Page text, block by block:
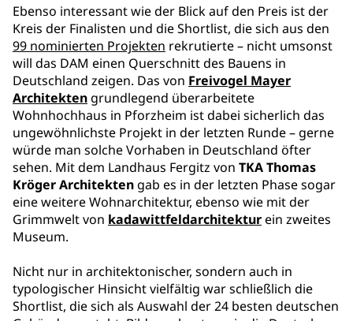
Ebenso interessant wie der Blick auf den Preis ist der
Kreis der Finalisten und die Shortlist, die sich aus den
99 nominierten Projekten rekrutierte – nicht umsonst
will das DAM einen Querschnitt des Bauens in
Deutschland zeigen. Das von Freivogel Mayer
Architekten grundlegend überarbeitete
Wohnhochhaus in Pforzheim ist dabei sicherlich das
ungewöhnlichste Projekt in der letzten Runde – gerne
würde man solche Vorhaben in Deutschland öfter
sehen. Mit dem Landhaus Fergitz von TKA Thomas
Kröger Architekten gab es in der letzten Phase sogar
eine weitere Wohnarchitektur, ebenso wie mit der
Grimmwelt von kadawittfeldarchitekturein zweites
Museum.
Nicht nur in architektonischer, sondern auch in
typologischer Hinsicht vielfältig war schließlich die
Shortlist, die sich als Auswahl der 24 besten deutschen